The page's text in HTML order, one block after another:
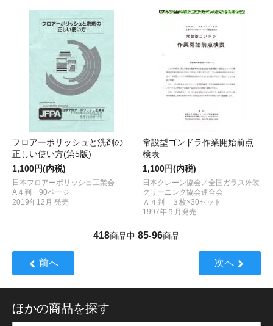
フロアーポリッシュと洗剤の
正しい使い方(第5版)
1,100円(内税)
日本フロアーポリッシュ工業会
A４判 90ページ
2019年12月 発売
常設型ゴンドラ作業開始前点
検表
1,100円(内税)
日本クレーン協会／全国ガラス外装
クリーニング協会連合会
Ａ４判 ３枚×30セット
1997年９月発売
418商品中 85-96商品
前へ 次へ
ほかの商品を探す